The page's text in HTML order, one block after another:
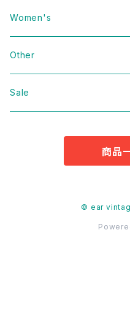
Vintage
Domestic
Jacket
Women's
Vintage
Domestic
Other
bag
Accessories
Sale
商品
© ear